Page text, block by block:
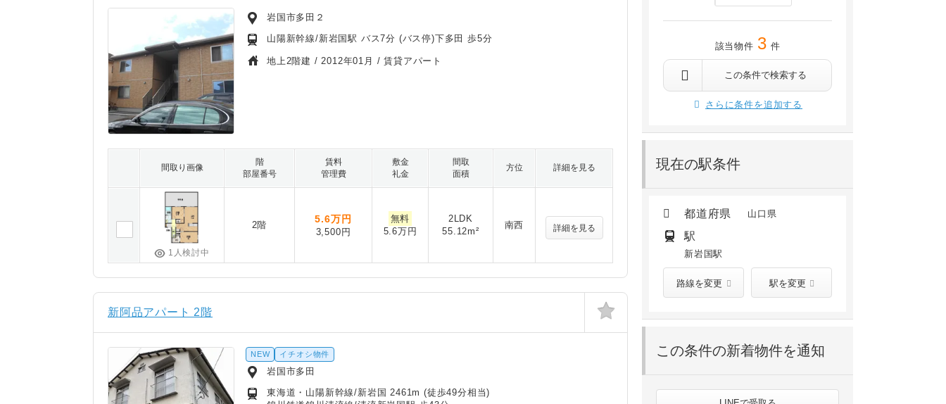
該当物件 3 件
この条件で検索する
さらに条件を追加する
現在の駅条件
都道府県 山口県
駅
新岩国駅
路線を変更 駅を変更
この条件の新着物件を通知
岩国市多田２
山陽新幹線/新岩国駅 バス7分 (バス停)下多田 歩5分
地上2階建 /2012年01月 / 賃貸アパート
間取り画像
階
部屋番号
賃料
管理費
敷金
礼金
間取
面積
方位 詳細を見る
1人検討中
2階
5.6万円
3,500円
無料
5.6万円
2LDK
55.12m²
南西 詳細を見る
新阿品アパート 2階
NEW イチオシ物件
岩国市多田
東海道・山陽新幹線/新岩国 2461m (徒歩49分相当)